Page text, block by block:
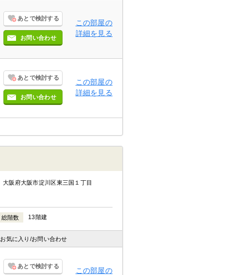
あとで検討する
お問い合わせ
この部屋の
詳細を見る
あとで検討する
お問い合わせ
この部屋の
詳細を見る
大阪府大阪市淀川区東三国１丁目
総階数 13階建
お気に入り /お問い合わせ
あとで検討する
この部屋の